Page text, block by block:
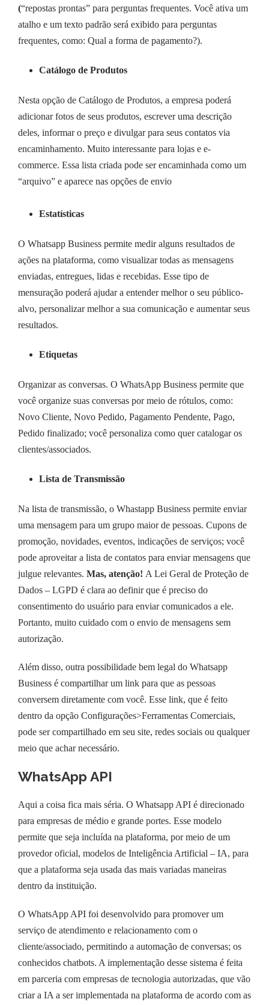
(“repostas prontas” para perguntas frequentes. Você ativa um
atalho e um texto padrão será exibido para perguntas
frequentes, como: Qual a forma de pagamento?).
Catálogo de Produtos
Nesta opção de Catálogo de Produtos, a empresa poderá
adicionar fotos de seus produtos, escrever uma descrição
deles, informar o preço e divulgar para seus contatos via
encaminhamento. Muito interessante para lojas e e-
commerce. Essa lista criada pode ser encaminhada como um
“arquivo” e aparece nas opções de envio
Estatísticas
O Whatsapp Business permite medir alguns resultados de
ações na plataforma, como visualizar todas as mensagens
enviadas, entregues, lidas e recebidas. Esse tipo de
mensuração poderá ajudar a entender melhor o seu público-
alvo, personalizar melhor a sua comunicação e aumentar seus
resultados.
Etiquetas
Organizar as conversas. O WhatsApp Business permite que
você organize suas conversas por meio de rótulos, como:
Novo Cliente, Novo Pedido, Pagamento Pendente, Pago,
Pedido finalizado; você personaliza como quer catalogar os
clientes/associados.
Lista de Transmissão
Na lista de transmissão, o Whastapp Business permite enviar
uma mensagem para um grupo maior de pessoas. Cupons de
promoção, novidades, eventos, indicações de serviços; você
pode aproveitar a lista de contatos para enviar mensagens que
julgue relevantes. Mas, atenção! A Lei Geral de Proteção de
Dados – LGPD é clara ao definir que é preciso do
consentimento do usuário para enviar comunicados a ele.
Portanto, muito cuidado com o envio de mensagens sem
autorização.
Além disso, outra possibilidade bem legal do Whatsapp
Business é compartilhar um link para que as pessoas
conversem diretamente com você. Esse link, que é feito
dentro da opção Configurações>Ferramentas Comerciais,
pode ser compartilhado em seu site, redes sociais ou qualquer
meio que achar necessário.
WhatsApp API
Aqui a coisa fica mais séria. O Whatsapp API é direcionado
para empresas de médio e grande portes. Esse modelo
permite que seja incluída na plataforma, por meio de um
provedor oficial, modelos de Inteligência Artificial – IA, para
que a plataforma seja usada das mais variadas maneiras
dentro da instituição.
O WhatsApp API foi desenvolvido para promover um
serviço de atendimento e relacionamento com o
cliente/associado, permitindo a automação de conversas; os
conhecidos chatbots. A implementação desse sistema é feita
em parceria com empresas de tecnologia autorizadas, que vão
criar a IA a ser implementada na plataforma de acordo com as